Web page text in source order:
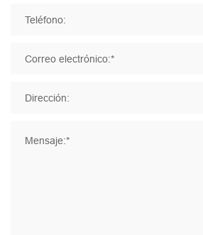
Teléfono:
Correo electrónico:*
Dirección:
Mensaje:*